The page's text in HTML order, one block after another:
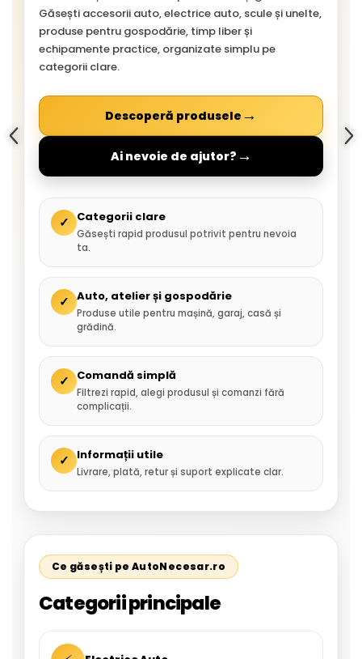
Găsești accesorii auto, electrice auto, scule și unelte,
produse pentru gospodărie, timp liber și
echipamente practice, organizate simplu pe
categorii clare.
Descoperă produsele →
Ai nevoie de ajutor? →
✓ Categorii clare
Găsești rapid produsul potrivit pentru nevoia
ta.
✓ Auto, atelier și gospodărie
Produse utile pentru mașină, garaj, casă și
grădină.
✓ Comandă simplă
Filtrezi rapid, alegi produsul și comanzi fără
complicații.
✓ Informații utile
Livrare, plată, retur și suport explicate clar.
Ce găsești pe AutoNecesar.ro
Categorii principale